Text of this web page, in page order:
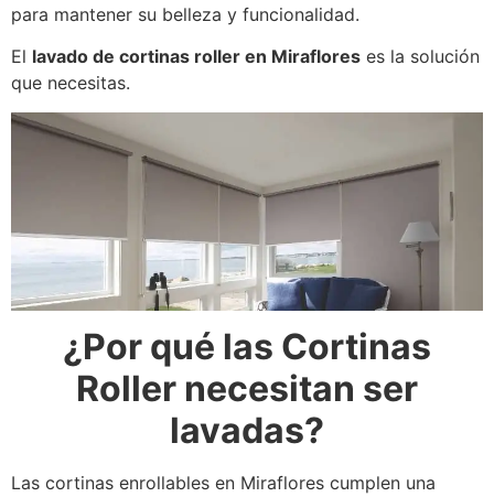
para mantener su belleza y funcionalidad.
El lavado de cortinas roller en Miraflores es la solución
que necesitas.
¿Por qué las Cortinas
Roller necesitan ser
lavadas?
Las cortinas enrollables en Miraflores cumplen una